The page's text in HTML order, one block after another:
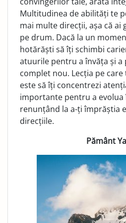
Multitudinea de abilități te
mai multe direcții, așa că ai
pe drum. Dacă la un
hotărăști să îți schimbi
atuurile pentru a învăța și a
complet nou. Lecția pe
este să îți concentrezi
importante pentru a
renunțând la a-ți împrăștia
direcțiile.
Pământ